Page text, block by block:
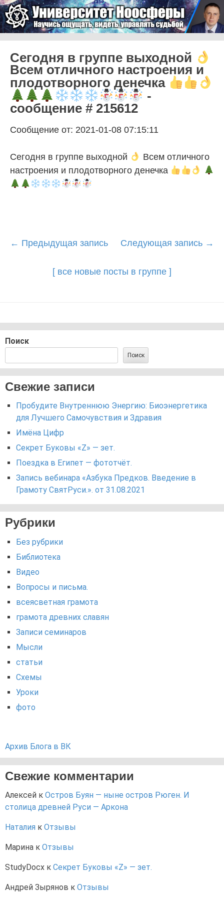
Университет Ноосферы
Сегодня в группе выходной
Всем отличного настроения и
плодотворного денечка
-
сообщение # 215612
Сообщение от: 2021-01-08 07:15:11
Сегодня в группе выходной
Всем отличного
настроения и плодотворного денечка
Post
← Предыдущая запись Следующая запись →
[ все новые посты в группе ]
Поиск
Поиск
Свежие записи
Пробудите Внутреннюю Энергию: Биоэнергетика
для Лучшего Самочувствия и Здравия
Имёна Цифр
Секрет Буковы «Z» — зет.
Поездка в Египет — фототчёт.
Запись вебинара «Азбука Предков. Введение в
Грамоту СвятРуси.». от 31.08.2021
Рубрики
Без рубрики
Библиотека
Видео
Вопросы и письма.
всеясветная грамота
грамота древних славян
Записи семинаров
Мысли
статьи
Схемы
Уроки
фото
Архив Блога в ВК
Свежие комментарии
Алексей к Остров Буян — ныне остров Рюген. И
столица древней Руси — Аркона
Наталия к Отзывы
Марина к Отзывы
StudyDocx к Секрет Буковы «Z» — зет.
Андрей Зырянов к Отзывы